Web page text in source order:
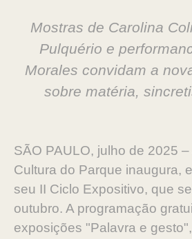
Mostras de Carolina
Pulquério e
Morales convidam a
sobre matéria,
SÃO PAULO, julho de 2025
Cultura do Parque inaugura,
seu II Ciclo Expositivo, que
outubro. A programação
exposições "Palavra e